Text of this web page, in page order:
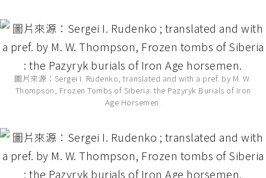
圖片來源：Sergei I. Rudenko, translated and with a pref. by M. W.
Thompson, Frozen Tombs of Siberia: the Pazyryk Burials of Iron
Age Horsemen.